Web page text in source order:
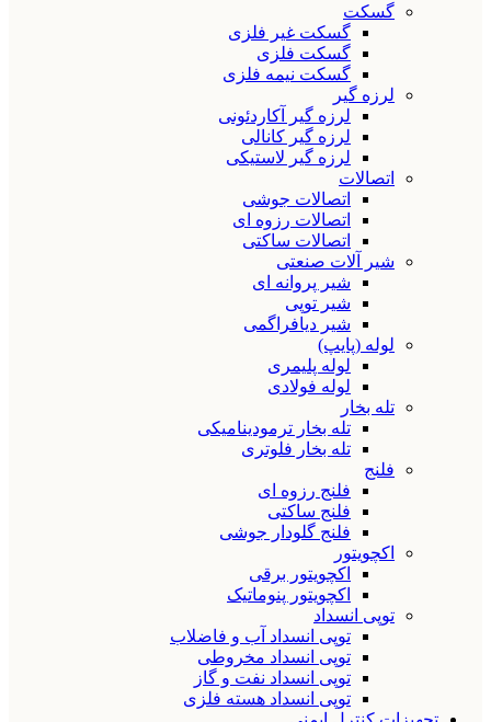
گسکت
گسکت غیر فلزی
گسکت فلزی
گسکت نیمه فلزی
لرزه گیر
لرزه گیر آکاردئونی
لرزه گیر کانالی
لرزه گیر لاستیکی
اتصالات
اتصالات جوشی
اتصالات رزوه ای
اتصالات ساکتی
شیر آلات صنعتی
شیر پروانه ای
شیر توپی
شیر دیافراگمی
لوله (پایپ)
لوله پلیمری
لوله فولادی
تله بخار
تله بخار ترمودینامیکی
تله بخار فلوتری
فلنج
فلنج رزوه ای
فلنج ساکتی
فلنج گلودار جوشی
اکچویتور
اکچویتور برقی
اکچویتور پنوماتیک
توپی انسداد
توپی انسداد آب و فاضلاب
توپی انسداد مخروطی
توپی انسداد نفت و گاز
توپی انسداد هسته فلزی